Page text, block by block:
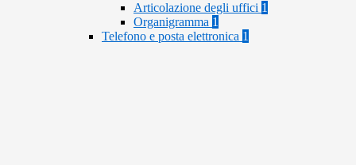
Articolazione degli uffici 1
Organigramma 1
Telefono e posta elettronica 1